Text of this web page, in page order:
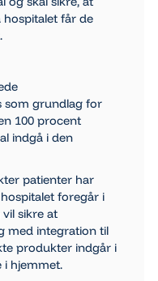
får de
som grundlag for
100 procent
indgå i den
patienter har
foregår i
sikre at
med integration til
produkter indgår i
i hjemmet.